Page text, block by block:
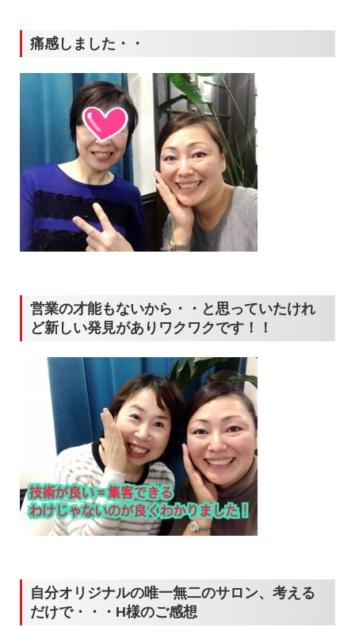
痛感しました・・
営業の才能もないから・・と思っていたけれ
ど新しい発見がありワクワクです！！
自分オリジナルの唯一無二のサロン、考える
だけで・・・H様のご感想